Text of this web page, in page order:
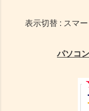
表示切替 : スマー
パソコ